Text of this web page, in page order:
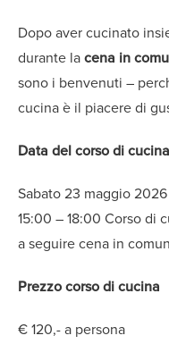
Dopo aver cucinato
durante lacena in
sono i benvenuti –
cucina è il piacere di
Data del corso di cucina
Sabato 23 maggio 2026
15:00 – 18:00 Corso di
a seguire cena in
Prezzo corso di cucina
€ 120,- a persona